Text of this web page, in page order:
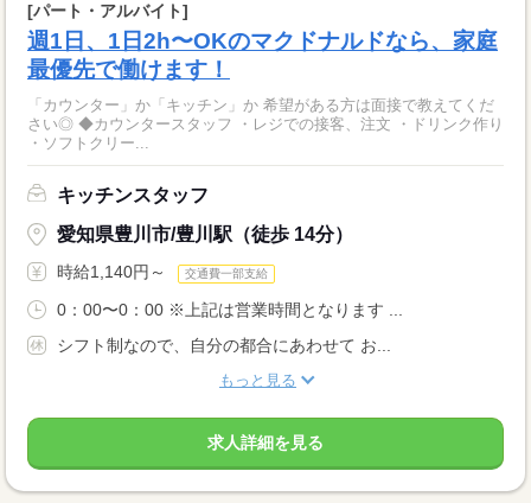
[パート・アルバイト]
週1日、1日2h〜OKのマクドナルドなら、家庭
最優先で働けます！
「カウンター」か「キッチン」か 希望がある方は面接で教えてくだ
さい◎ ◆カウンタースタッフ ・レジでの接客、注文 ・ドリンク作り
・ソフトクリー...
キッチンスタッフ
愛知県豊川市/豊川駅（徒歩 14分）
時給1,140円～ 交通費一部支給
0：00〜0：00 ※上記は営業時間となります ...
シフト制なので、自分の都合にあわせて お...
もっと見る
求人詳細を見る